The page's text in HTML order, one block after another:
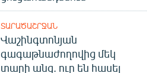
ՏԱՐԱԾԱՇՐՋԱՆ
Վաշինգտոնյան
գագաթնաժողովից մեկ
տարի անց. ուր են հասել